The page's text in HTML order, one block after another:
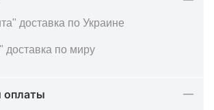
доставка по Украине
доставка по миру
оплаты